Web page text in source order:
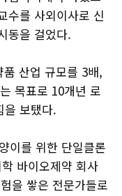
수를 사외이사로 신
동을 걸었다.
산업 규모를 3배,
목표로 10개년 로
을 보탰다.
이를 위한 단일클론
바이오제약 회사
을 쌓은 전문가들로